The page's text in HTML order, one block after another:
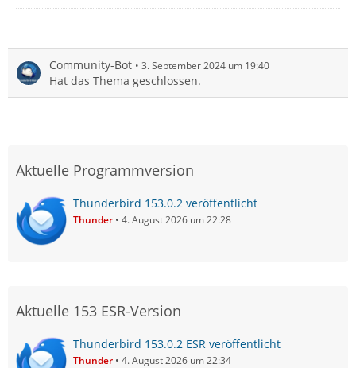
Community-Bot 3. September 2024 um 19:40
Hat das Thema geschlossen.
Aktuelle Programmversion
Thunderbird 153.0.2 veröffentlicht
Thunder 4. August 2026 um 22:28
Aktuelle 153 ESR-Version
Thunderbird 153.0.2 ESR veröffentlicht
Thunder 4. August 2026 um 22:34